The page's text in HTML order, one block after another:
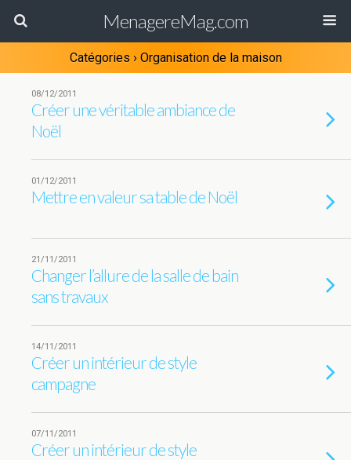
MenagereMag.com
Catégories › Organisation de la maison
08/12/2011
Créer une véritable ambiance de
Noël
01/12/2011
Mettre en valeur sa table de Noël
21/11/2011
Changer l’allure de la salle de bain
sans travaux
14/11/2011
Créer un intérieur de style
campagne
07/11/2011
Créer un intérieur de style